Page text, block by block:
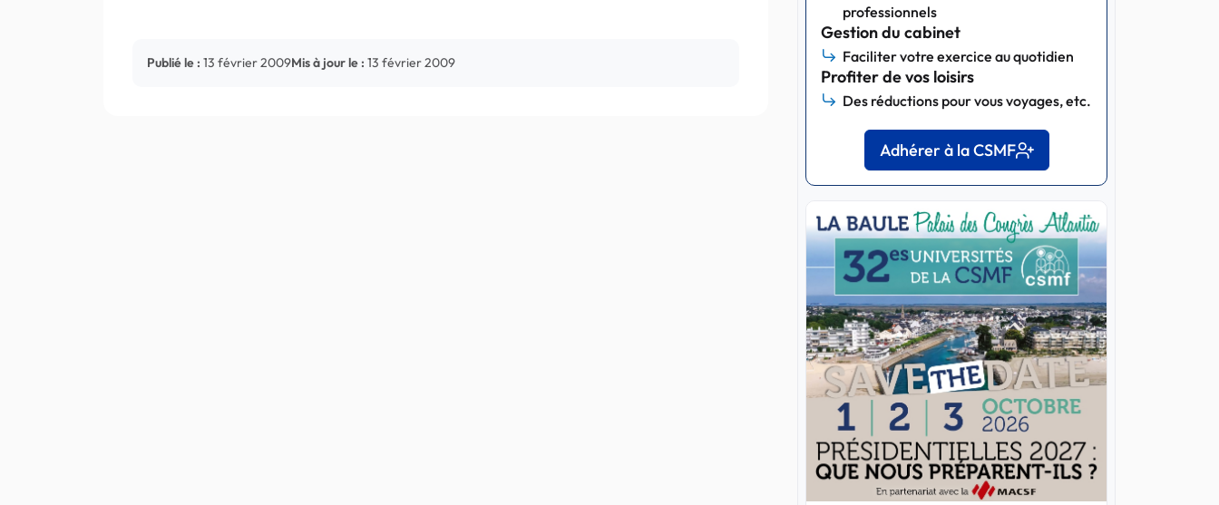
Publié le : 13 février 2009Mis à jour le : 13 février 2009
professionnels
Gestion du cabinet
Faciliter votre exercice au quotidien
Profiter de vos loisirs
Des réductions pour vous voyages, etc.
Adhérer à la CSMF